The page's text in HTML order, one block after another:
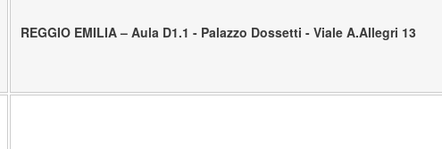
REGGIO EMILIA – Aula D1.1 - Palazzo Dossetti - Viale A.Allegri 13